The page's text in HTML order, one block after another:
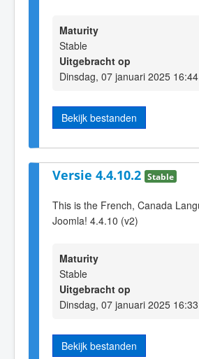
Maturity
Stable
Uitgebracht op
Dinsdag, 07 januari 2025 16:44
Bekijk bestanden
Versie 4.4.10.2 Stable
This is the French, Canada
Joomla! 4.4.10 (v2)
Maturity
Stable
Uitgebracht op
Dinsdag, 07 januari 2025 16:33
Bekijk bestanden